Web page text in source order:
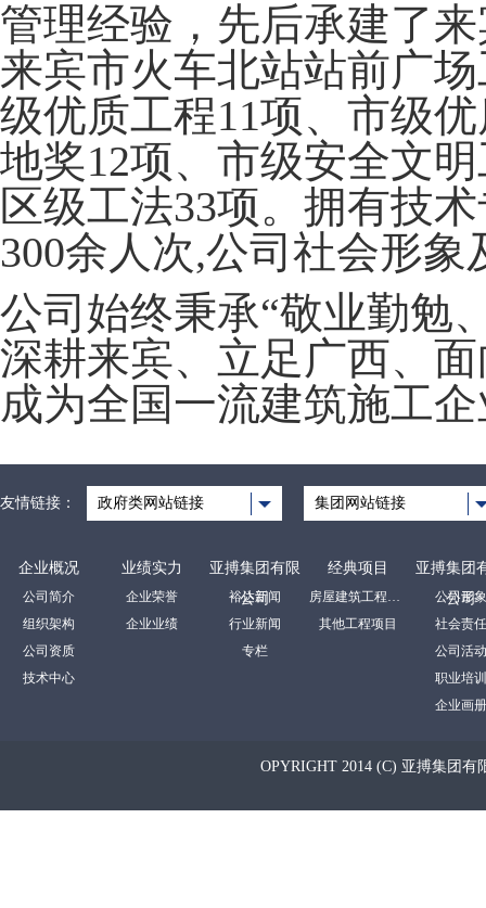
管理经验，先后承建了
来宾市火车北站站前广
级优质工程11项、市级
地奖12项、市级安全文
区级工法33项。拥有技
300余人次,公司社会形
公司始终秉承“敬业勤勉
深耕来宾、立足广西、
成为全国一流建筑施工
友情链接： 政府类网站链接 集团网站链接
企业概况
公司简介
组织架构
公司资质
技术中心
业绩实力
企业荣誉
企业业绩
亚搏集团有限
公司
裕达新闻
行业新闻
专栏
经典项目
房屋建筑工程项目
其他工程项目
亚搏集团
公司
公司形象
社会责任
公司活动
职业培训
企业画册
OPYRIGHT 2014 (C) 亚搏集团有